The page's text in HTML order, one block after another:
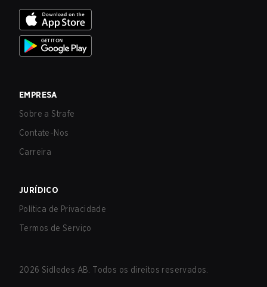
EMPRESA
Sobre a Strafe
Contate-Nos
Carreira
JURÍDICO
Política de Privacidade
Termos de Serviço
2026 Sidledes AB. Todos os direitos reservados.